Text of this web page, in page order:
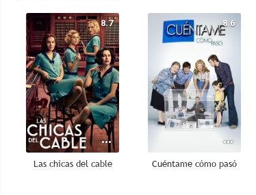
8.7
Las chicas del cable
8.6
Cuéntame cómo pasó